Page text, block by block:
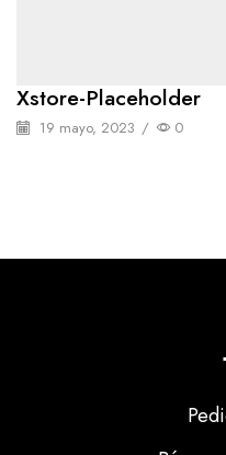
Xstore-Placeholder
19 mayo, 2023 / 0